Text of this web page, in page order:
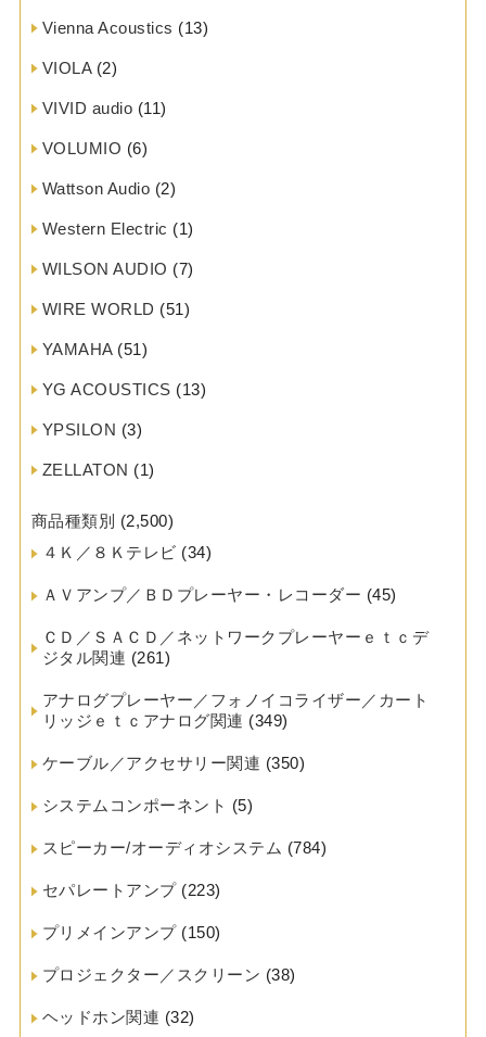
Vienna Acoustics (13)
VIOLA(2)
VIVID audio (11)
VOLUMIO (6)
Wattson Audio (2)
Western Electric (1)
WILSON AUDIO (7)
WIRE WORLD (51)
YAMAHA(51)
YG ACOUSTICS (13)
YPSILON (3)
ZELLATON (1)
商品種類別 (2,500)
４Ｋ／８Ｋテレビ (34)
ＡＶアンプ／ＢＤプレーヤー・レコーダー (45)
ＣＤ／ＳＡＣＤ／ネットワークプレーヤーｅｔｃデ
ジタル関連 (261)
アナログプレーヤー／フォノイコライザー／カート
リッジｅｔｃアナログ関連 (349)
ケーブル／アクセサリー関連 (350)
システムコンポーネント (5)
スピーカー/オーディオシステム (784)
セパレートアンプ(223)
プリメインアンプ(150)
プロジェクター／スクリーン (38)
ヘッドホン関連 (32)